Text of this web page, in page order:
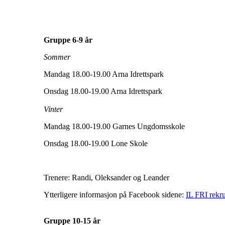
Gruppe 6-9 år
Sommer
Mandag 18.00-19.00 Arna Idrettspark
Onsdag 18.00-19.00 Arna Idrettspark
Vinter
Mandag 18.00-19.00 Garnes Ungdomsskole
Onsdag 18.00-19.00 Lone Skole
Trenere: Randi, Oleksander og Leander
Ytterligere informasjon på Facebook sidene: IL FRI
Gruppe 10-15 år